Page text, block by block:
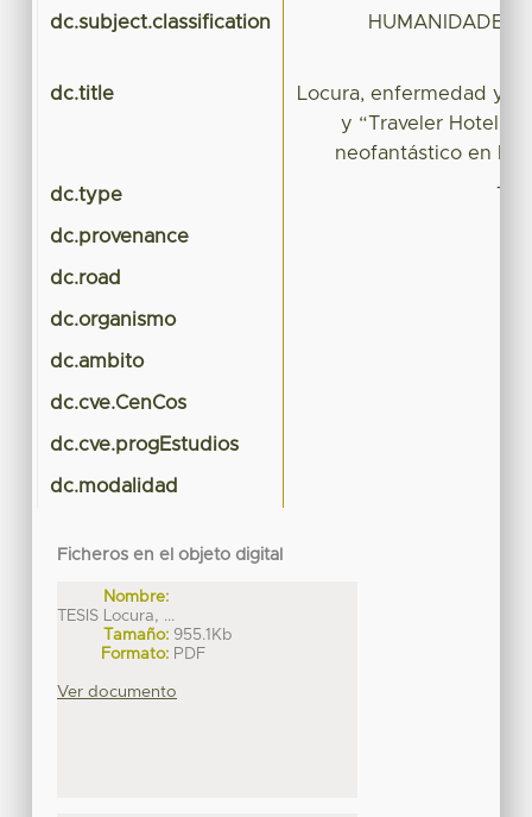
dc.subject.classification HUMANIDADES
dc.title
Locura, enfermedad y
y “Traveler Hotel”
neofantástico en la
dc.type
dc.provenance
dc.road
dc.organismo
dc.ambito
dc.cve.CenCos
dc.cve.progEstudios
dc.modalidad
Ficheros en el objeto digital
Nombre:
TESIS Locura, ...
Tamaño: 955.1Kb
Formato: PDF
Ver documento